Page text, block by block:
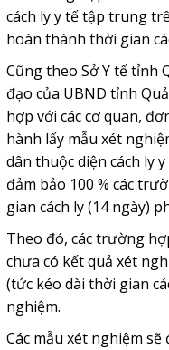
cách ly y tế tập trung
hoàn thành thời gian
Cũng theo Sở Y tế tỉnh
đạo của UBND tỉnh
hợp với các cơ quan,
hành lấy mẫu xét
dân thuộc diện cách ly
đảm bảo 100 % các
gian cách ly (14 ngày)
Theo đó, các trường
chưa có kết quả xét
(tức kéo dài thời gian
nghiệm.
Các mẫu xét nghiệm